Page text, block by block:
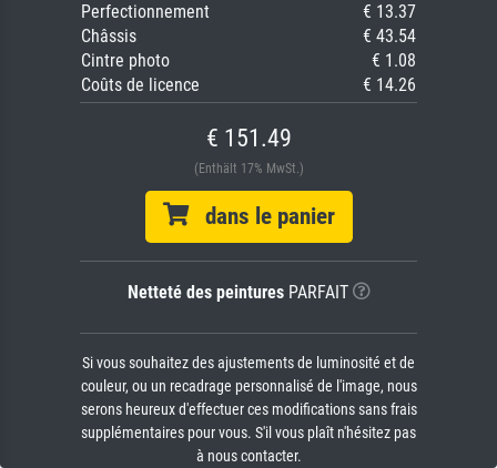
Perfectionnement
€ 13.37
Châssis
€ 43.54
Cintre photo
€ 1.08
Coûts de licence
€ 14.26
€ 151.49
(Enthält 17% MwSt.)
dans le panier
Netteté des peinturesPARFAIT
Si vous souhaitez des ajustements de luminosité et de
couleur, ou un recadrage personnalisé de l'image, nous
serons heureux d'effectuer ces modifications sans frais
supplémentaires pour vous. S'il vous plaît n'hésitez pas
à nous contacter.